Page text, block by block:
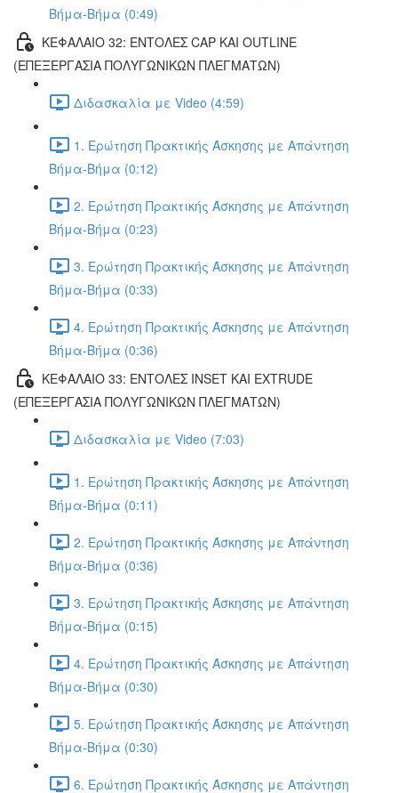
Βήμα-Βήμα (0:49)
ΚΕΦΑΛΑΙΟ 32: ΕΝΤΟΛΕΣ CAP ΚΑΙ OUTLINE
(ΕΠΕΞΕΡΓΑΣΙΑ ΠΟΛΥΓΩΝΙΚΩΝ ΠΛΕΓΜΑΤΩΝ)
Διδασκαλία με Video (4:59)
1. Ερώτηση Πρακτικής Άσκησης με Απάντηση
Βήμα-Βήμα (0:12)
2. Ερώτηση Πρακτικής Άσκησης με Απάντηση
Βήμα-Βήμα (0:23)
3. Ερώτηση Πρακτικής Άσκησης με Απάντηση
Βήμα-Βήμα (0:33)
4. Ερώτηση Πρακτικής Άσκησης με Απάντηση
Βήμα-Βήμα (0:36)
ΚΕΦΑΛΑΙΟ 33: ΕΝΤΟΛΕΣ INSET ΚΑΙ EXTRUDE
(ΕΠΕΞΕΡΓΑΣΙΑ ΠΟΛΥΓΩΝΙΚΩΝ ΠΛΕΓΜΑΤΩΝ)
Διδασκαλία με Video (7:03)
1. Ερώτηση Πρακτικής Άσκησης με Απάντηση
Βήμα-Βήμα (0:11)
2. Ερώτηση Πρακτικής Άσκησης με Απάντηση
Βήμα-Βήμα (0:36)
3. Ερώτηση Πρακτικής Άσκησης με Απάντηση
Βήμα-Βήμα (0:15)
4. Ερώτηση Πρακτικής Άσκησης με Απάντηση
Βήμα-Βήμα (0:30)
5. Ερώτηση Πρακτικής Άσκησης με Απάντηση
Βήμα-Βήμα (0:30)
6. Ερώτηση Πρακτικής Άσκησης με Απάντηση